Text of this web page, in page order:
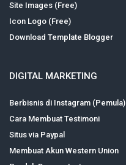
Site Images (Free)
Icon Logo (Free)
Download Template Blogger
DIGITAL MARKETING
Berbisnis di Instagram (Pemula)
Cara Membuat Testimoni
Situs via Paypal
Membuat Akun Western Union